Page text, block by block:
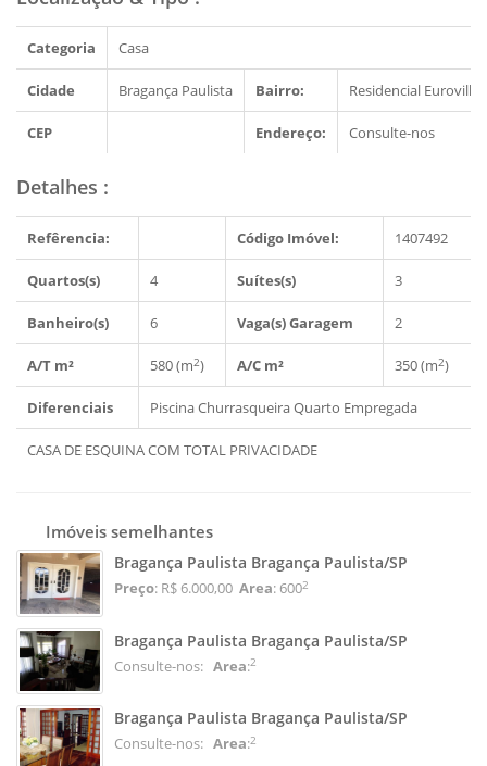
Categoria Casa
Cidade Bragança Paulista Bairro: Residencial Euroville
CEP Endereço: Consulte-nos
Detalhes :
Refêrencia: Código Imóvel: 1407492
Quartos(s) 4 Suítes(s) 3
Banheiro(s) 6 Vaga(s) Garagem 2
A/T m² 580 (m2) A/C m² 350 (m2)
Diferenciais PiscinaChurrasqueiraQuarto Empregada
CASA DE ESQUINA COM TOTAL PRIVACIDADE
Imóveis semelhantes
Bragança Paulista Bragança Paulista/SP
Preço: R$ 6.000,00 Area: 6002
Bragança Paulista Bragança Paulista/SP
Consulte-nos: Area:2
Bragança Paulista Bragança Paulista/SP
Consulte-nos: Area:2